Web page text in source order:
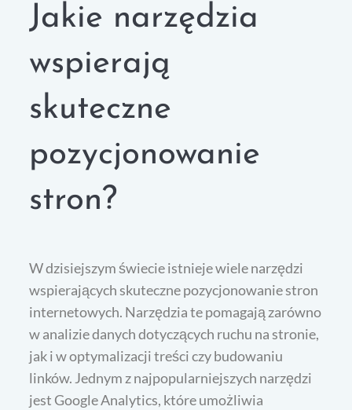
Jakie narzędzia
wspierają
skuteczne
pozycjonowanie
stron?
W dzisiejszym świecie istnieje wiele narzędzi
wspierających skuteczne pozycjonowanie stron
internetowych. Narzędzia te pomagają zarówno
w analizie danych dotyczących ruchu na stronie,
jak i w optymalizacji treści czy budowaniu
linków. Jednym z najpopularniejszych narzędzi
jest Google Analytics, które umożliwia